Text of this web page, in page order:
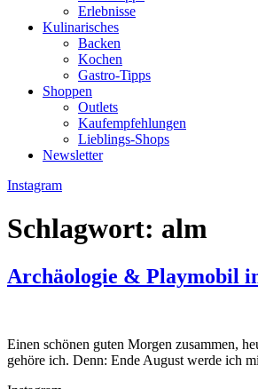
Erlebnisse
Kulinarisches
Backen
Kochen
Gastro-Tipps
Shoppen
Outlets
Kaufempfehlungen
Lieblings-Shops
Newsletter
Instagram
Schlagwort: alm
Archäologie & Playmobil
Einen schönen guten Morgen zusammen,
gehöre ich. Denn: Ende August werde ich